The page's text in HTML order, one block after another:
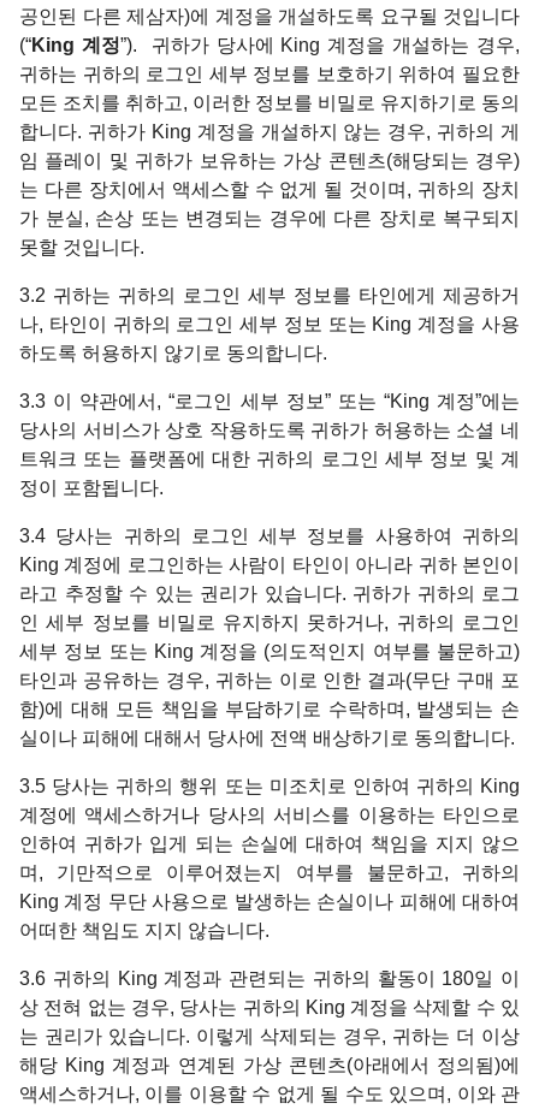
공인된 다른 제삼자)에 계정을 개설하도록 요구될 것입니다
(“King 계정”). 귀하가 당사에 King 계정을 개설하는 경우,
귀하는 귀하의 로그인 세부 정보를 보호하기 위하여 필요한
모든 조치를 취하고, 이러한 정보를 비밀로 유지하기로 동의
합니다. 귀하가 King 계정을 개설하지 않는 경우, 귀하의 게
임 플레이 및 귀하가 보유하는 가상 콘텐츠(해당되는 경우)
는 다른 장치에서 액세스할 수 없게 될 것이며, 귀하의 장치
가 분실, 손상 또는 변경되는 경우에 다른 장치로 복구되지
못할 것입니다.
3.2 귀하는 귀하의 로그인 세부 정보를 타인에게 제공하거
나, 타인이 귀하의 로그인 세부 정보 또는 King 계정을 사용
하도록 허용하지 않기로 동의합니다.
3.3 이 약관에서, “로그인 세부 정보” 또는 “King 계정”에는
당사의 서비스가 상호 작용하도록 귀하가 허용하는 소셜 네
트워크 또는 플랫폼에 대한 귀하의 로그인 세부 정보 및 계
정이 포함됩니다.
3.4 당사는 귀하의 로그인 세부 정보를 사용하여 귀하의
King 계정에 로그인하는 사람이 타인이 아니라 귀하 본인이
라고 추정할 수 있는 권리가 있습니다. 귀하가 귀하의 로그
인 세부 정보를 비밀로 유지하지 못하거나, 귀하의 로그인
세부 정보 또는 King 계정을 (의도적인지 여부를 불문하고)
타인과 공유하는 경우, 귀하는 이로 인한 결과(무단 구매 포
함)에 대해 모든 책임을 부담하기로 수락하며, 발생되는 손
실이나 피해에 대해서 당사에 전액 배상하기로 동의합니다.
3.5 당사는 귀하의 행위 또는 미조치로 인하여 귀하의 King
계정에 액세스하거나 당사의 서비스를 이용하는 타인으로
인하여 귀하가 입게 되는 손실에 대하여 책임을 지지 않으
며, 기만적으로 이루어졌는지 여부를 불문하고, 귀하의
King 계정 무단 사용으로 발생하는 손실이나 피해에 대하여
어떠한 책임도 지지 않습니다.
3.6 귀하의 King 계정과 관련되는 귀하의 활동이 180일 이
상 전혀 없는 경우, 당사는 귀하의 King 계정을 삭제할 수 있
는 권리가 있습니다. 이렇게 삭제되는 경우, 귀하는 더 이상
해당 King 계정과 연계된 가상 콘텐츠(아래에서 정의됨)에
액세스하거나, 이를 이용할 수 없게 될 수도 있으며, 이와 관